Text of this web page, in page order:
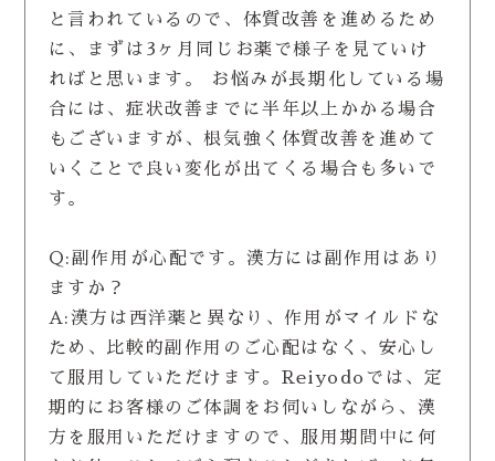
と言われているので、体質改善を進めるため
に、まずは3ヶ月同じお薬で様子を見ていけ
ればと思います。 お悩みが長期化している場
合には、症状改善までに半年以上かかる場合
もございますが、根気強く体質改善を進めて
いくことで良い変化が出てくる場合も多いで
す。
Q:副作用が心配です。漢方には副作用はあり
ますか？
A:漢方は西洋薬と異なり、作用がマイルドな
ため、比較的副作用のご心配はなく、安心し
て服用していただけます。Reiyodoでは、定
期的にお客様のご体調をお伺いしながら、漢
方を服用いただけますので、服用期間中に何